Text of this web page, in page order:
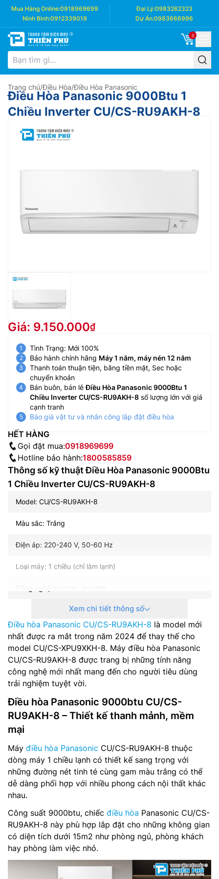
Mua Hàng Online:0918969699 Đại Lý:0983262323
Ninh Bình:0912339019 Dự Án:0983666996
0
Trang chủ/Điều Hòa/Điều Hòa Panasonic
Điều Hòa Panasonic 9000Btu 1
Chiều Inverter CU/CS-RU9AKH-8
Giá: 9.150.000
Tình Trạng: Mới 100%
Bảo hành chính hãng Máy 1 năm, máy nén 12 năm
Thanh toán thuận tiện, bằng tiền mặt, Sec hoặc
chuyển khoản
Bán buôn, bán lẻĐiều Hòa Panasonic 9000Btu 1
Chiều Inverter CU/CS-RU9AKH-8 số lượng lớn với giá
cạnh tranh
Báo giá vật tư và nhân công lắp đặt điều hòa
HẾT HÀNG
Gọi đặt mua:0918969699
Hotline bảo hành:1800585859
Thông số kỹ thuật Điều Hòa Panasonic 9000Btu
1 Chiều Inverter CU/CS-RU9AKH-8
Model: CU/CS-RU9AKH-8
Màu sắc: Trắng
Điện áp: 220-240 V, 50-60 Hz
Loại máy: 1 chiều (chỉ làm lạnh)
Công nghệ Inverter: Inverter
Công suất làm lạnh: 9000btu BTU
Phạm vi làm lạnh hiệu quả: Dưới 15 m2
Tiêu thụ điện: –
Lọc bụi, kháng khuẩn, khử mùi: Nano X, Nano G
Công nghệ làm lạnh nhanh: POWERFULL
Kích thước dàn lạnh: Dài 799 mm – Cao 290 mm – Dày
197 mm
Trọng lượng dàn lạnh: 8 kg
Kích thước dàn nóng: Dài 650 mm – Cao 511 mm – Dày
230 mm
Kích thước ống đồng: 6.35/9.52 mm
Nơi sản xuất: Malaysia
Hãng sản xuất: Panasonic
Xem chi tiết thông số
Điều hòa Panasonic CU/CS-RU9AKH-8 là model mới
nhất được ra mắt trong năm 2024 để thay thế cho
model CU/CS-XPU9XKH-8. Máy điều hòa Panasonic
CU/CS-RU9AKH-8 được trang bị những tính năng
công nghệ mới nhất mang đến cho người tiêu dùng
trải nghiệm tuyệt vời.
Điều hòa Panasonic 9000btu CU/CS-
RU9AKH-8 – Thiết kế thanh mảnh, mềm
mại
Máy điều hòa Panasonic CU/CS-RU9AKH-8 thuộc
dòng máy 1 chiều lạnh có thiết kế sang trọng với
những đường nét tinh té cùng gam màu trắng có thể
dễ dàng phối hợp với nhiều phong cách nội thất khác
nhau.
Công suất 9000btu, chiếc điều hòa Panasonic CU/CS-
RU9AKH-8 này phù hợp lắp đặt cho những không gian
có diện tích dưới 15m2 như phòng ngủ, phòng khách
hay phòng làm việc nhỏ.